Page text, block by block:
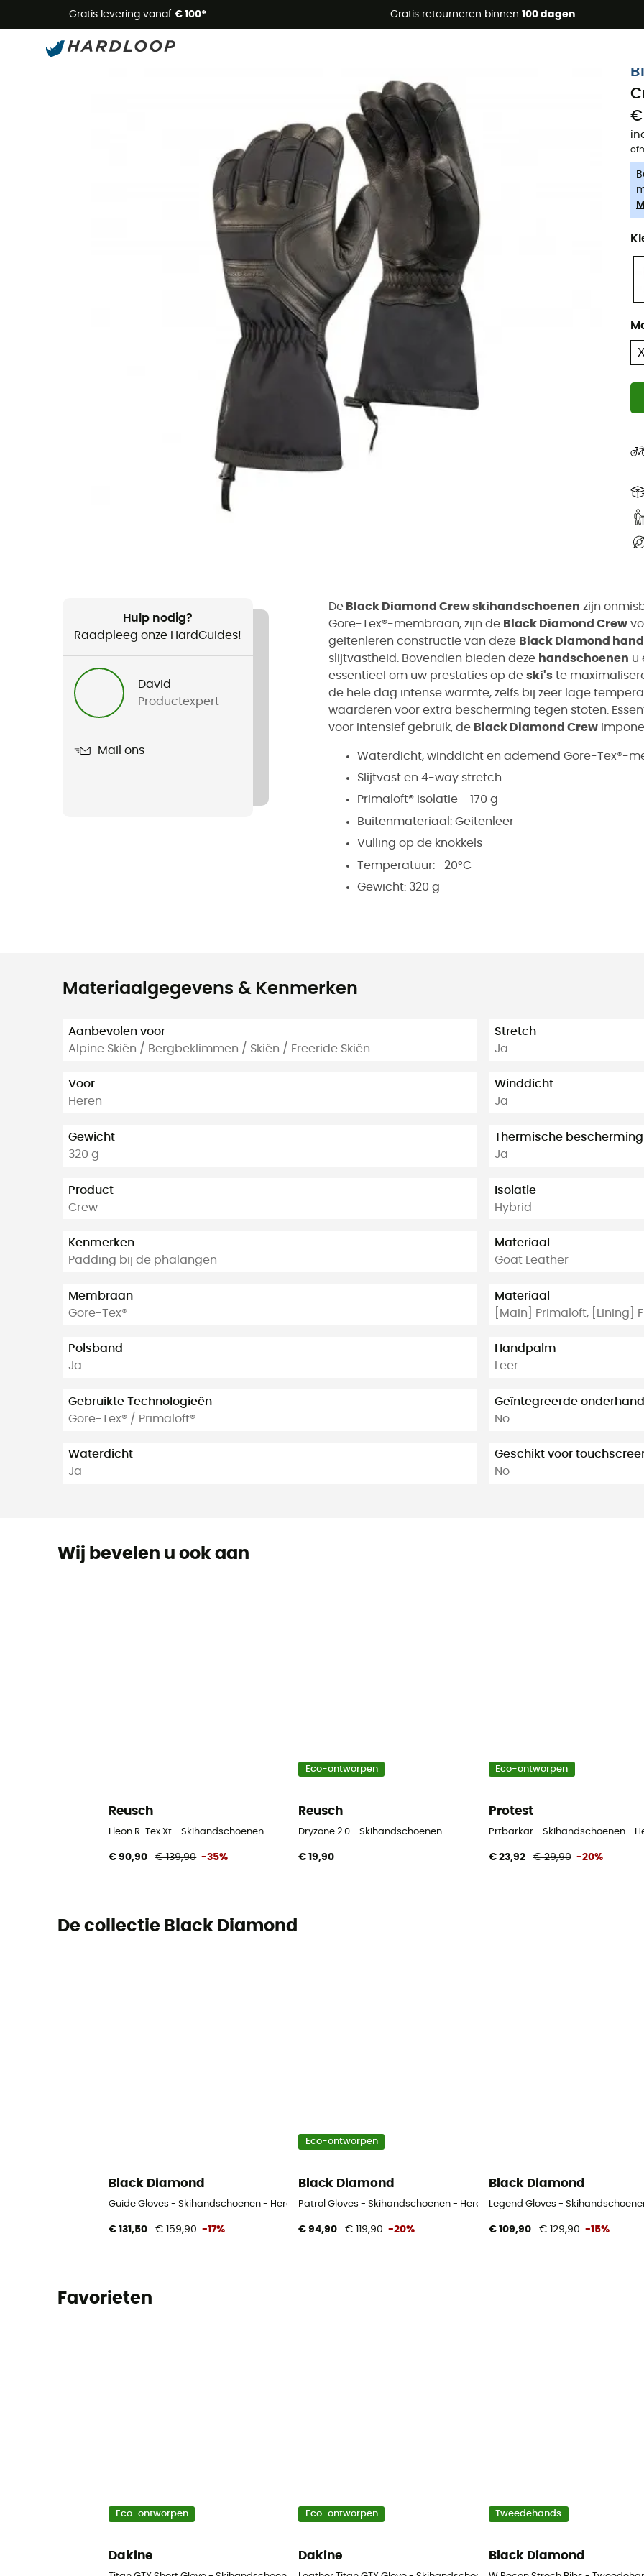
Gratis levering vanaf € 100* Gratis retourneren binnen 100 dagen
Zomeraanbiedingen 🔥 -5% EXTRA vanaf 2 producten* met code
€
of
Hulp nodig?
Raadpleeg onze HardGuides!
David
Productexpert
Mail ons
De Black Diamond Crew skihandschoenen zijn
Gore-Tex®-membraan, zijn de Black Diamond Crew
geitenleren constructie van deze Black Diamond
slijtvastheid. Bovendien bieden deze handschoenen u
essentieel om uw prestaties op de ski's te
de hele dag intense warmte, zelfs bij zeer lage
waarderen voor extra bescherming tegen stoten.
voor intensief gebruik, de Black Diamond Crew
Waterdicht, winddicht en ademend Gore-Tex®-
Slijtvast en 4-way stretch
Primaloft® isolatie - 170 g
Buitenmateriaal: Geitenleer
Vulling op de knokkels
Temperatuur: -20°C
Gewicht: 320 g
Materiaalgegevens & Kenmerken
Aanbevolen voor
Alpine Skiën / Bergbeklimmen / Skiën / Freeride Skiën
Voor
Heren
Gewicht
320 g
Product
Crew
Kenmerken
Padding bij de phalangen
Membraan
Gore-Tex®
Polsband
Ja
Gebruikte Technologieën
Gore-Tex® / Primaloft®
Waterdicht
Ja
Stretch
Ja
Winddicht
Ja
Thermische bescherming
Ja
Isolatie
Hybrid
Materiaal
Goat Leather
Materiaal
[Main] Primaloft, [Lining]
Handpalm
Leer
Geïntegreerde
No
Geschikt voor
No
Wij bevelen u ook aan
Reusch
Lleon R-Tex Xt - Skihandschoenen
€ 90,90 € 139,90 -35%
Eco-ontworpen
Reusch
Dryzone 2.0 - Skihandschoenen
€ 19,90
Eco-ontworpen
Protest
Prtbarkar - Skihandschoenen -
€ 23,92 € 29,90 -20%
De collectie Black Diamond
Black Diamond
Guide Gloves - Skihandschoenen - Heren
€ 131,50 € 159,90 -17%
Eco-ontworpen
Black Diamond
Patrol Gloves - Skihandschoenen - Heren
€ 94,90 € 119,90 -20%
Black Diamond
Legend Gloves -
€ 109,90 € 129,90 -15%
Favorieten
Eco-ontworpen
Dakine
Eco-ontworpen
Dakine
Tweedehands
Black Diamond